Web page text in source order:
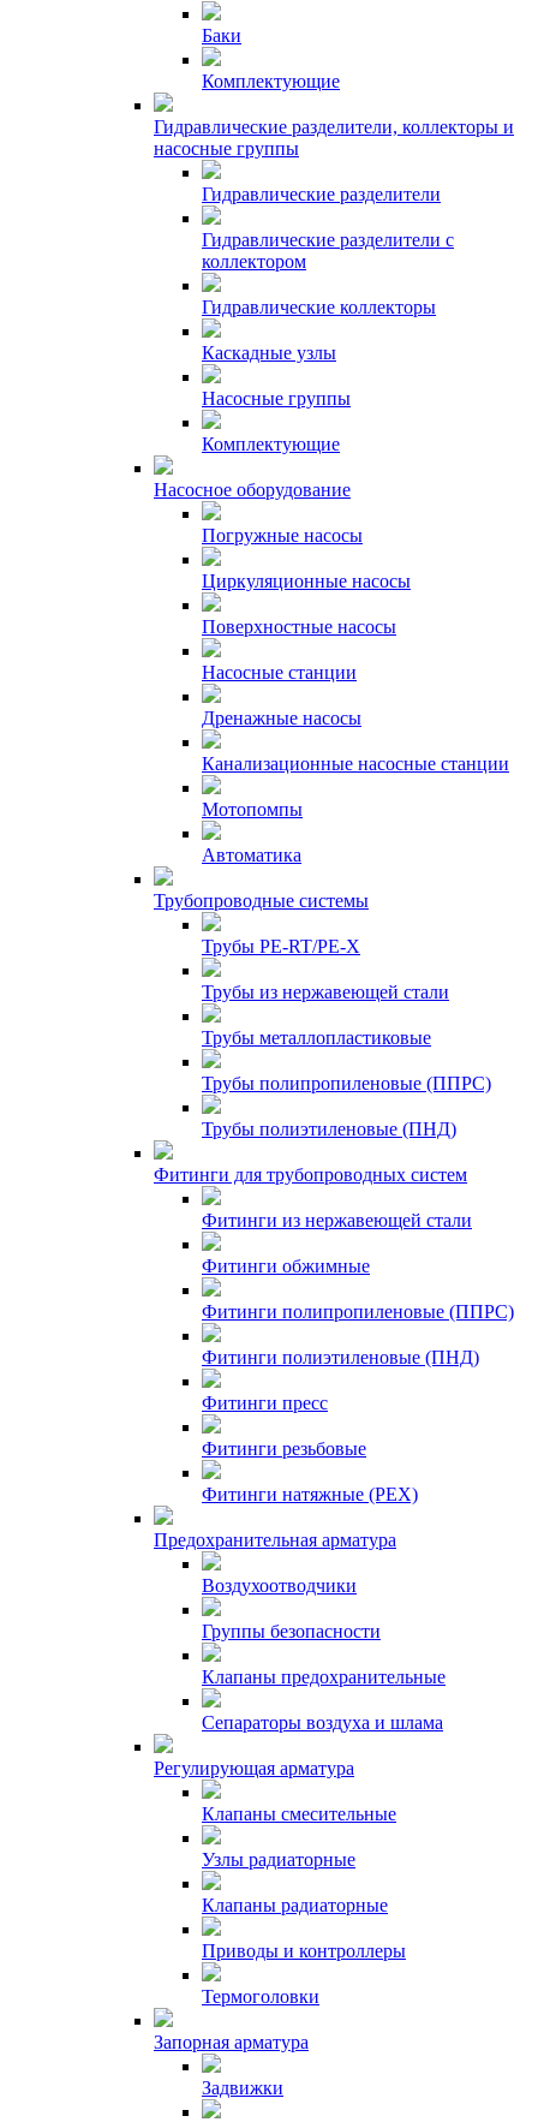
Баки
Комплектующие
Гидравлические разделители, коллекторы и
насосные группы
Гидравлические разделители
Гидравлические разделители с
коллектором
Гидравлические коллекторы
Каскадные узлы
Насосные группы
Комплектующие
Насосное оборудование
Погружные насосы
Циркуляционные насосы
Поверхностные насосы
Насосные станции
Дренажные насосы
Канализационные насосные станции
Мотопомпы
Автоматика
Трубопроводные системы
Трубы PE-RT/PE-X
Трубы из нержавеющей стали
Трубы металлопластиковые
Трубы полипропиленовые (ППРС)
Трубы полиэтиленовые (ПНД)
Фитинги для трубопроводных систем
Фитинги из нержавеющей стали
Фитинги обжимные
Фитинги полипропиленовые (ППРС)
Фитинги полиэтиленовые (ПНД)
Фитинги пресс
Фитинги резьбовые
Фитинги натяжные (PEX)
Предохранительная арматура
Воздухоотводчики
Группы безопасности
Клапаны предохранительные
Сепараторы воздуха и шлама
Регулирующая арматура
Клапаны смесительные
Узлы радиаторные
Клапаны радиаторные
Приводы и контроллеры
Термоголовки
Запорная арматура
Задвижки